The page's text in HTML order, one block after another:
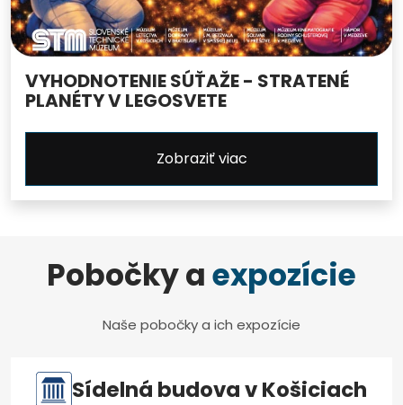
VYHODNOTENIE SÚŤAŽE - STRATENÉ
PLANÉTY V LEGOSVETE
Zobraziť viac
Pobočky aexpozície
Naše pobočky a ich expozície
Sídelná budova v Košiciach